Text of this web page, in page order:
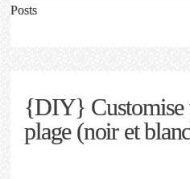
Posts
{DIY} Customise
plage (noir et